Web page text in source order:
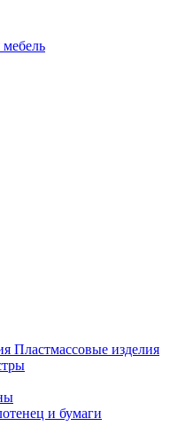
мебель
Пластмассовые изделия
и бумаги